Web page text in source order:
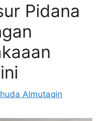
Pidana
Almutaqin